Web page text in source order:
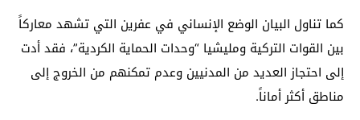
كما تناول البيان الوضع الإنساني في عفرين التي تشهد معاركاً
بين القوات التركية ومليشيا “وحدات الحماية الكردية”، فقد أدت
إلى احتجاز العديد من المدنيين وعدم تمكنهم من الخروج إلى
مناطق أكثر أماناً.